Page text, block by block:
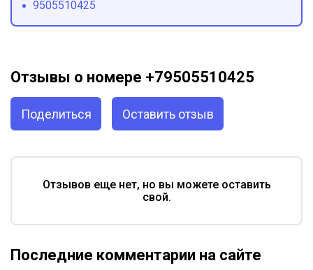
9505510425
Отзывы о номере +79505510425
Поделиться Оставить отзыв
Отзывов еще нет, но вы можете оставить
свой.
Последние комментарии на сайте